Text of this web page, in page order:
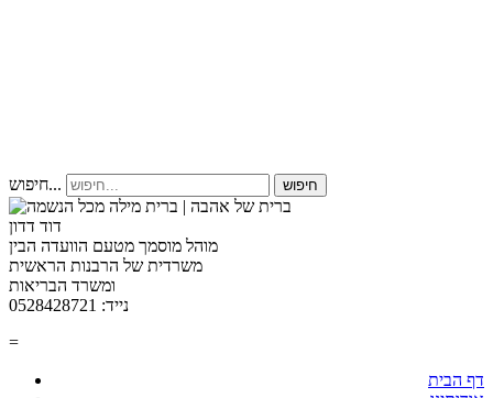
חיפוש... חיפוש
דוד דדון
מוהל מוסמך מטעם הוועדה הבין
משרדית של הרבנות הראשית
ומשרד הבריאות
נייד: 0528428721
=
דף הבית